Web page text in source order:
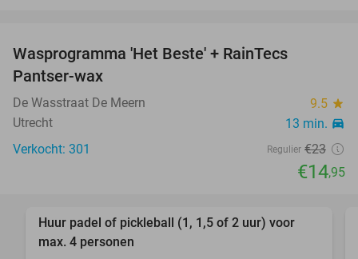
Wasprogramma 'Het Beste' + RainTecs
Pantser-wax
De Wasstraat De Meern 9.5 star
Utrecht 13 min. directions_car
Verkocht: 301 Regulier €23
€14,95
favorite_border
Huur padel of pickleball (1, 1,5 of 2 uur) voor
max. 4 personen